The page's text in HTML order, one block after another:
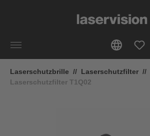
Laserschutzbrille // Laserschutzfilter //
Laserschutzfilter T1Q02